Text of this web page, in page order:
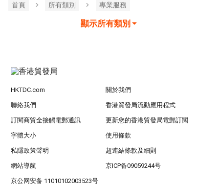
首頁 所有類別 專業服務
顯示所有類別
HKTDC.com 關於我們
聯絡我們 香港貿發局流動應用程式
訂閱商貿全接觸電郵通訊 更新您的香港貿發局電郵訂閱
字體大小 使用條款
私隱政策聲明 超連結條款及細則
網站導航 京ICP备09059244号
京公网安备 11010102003523号